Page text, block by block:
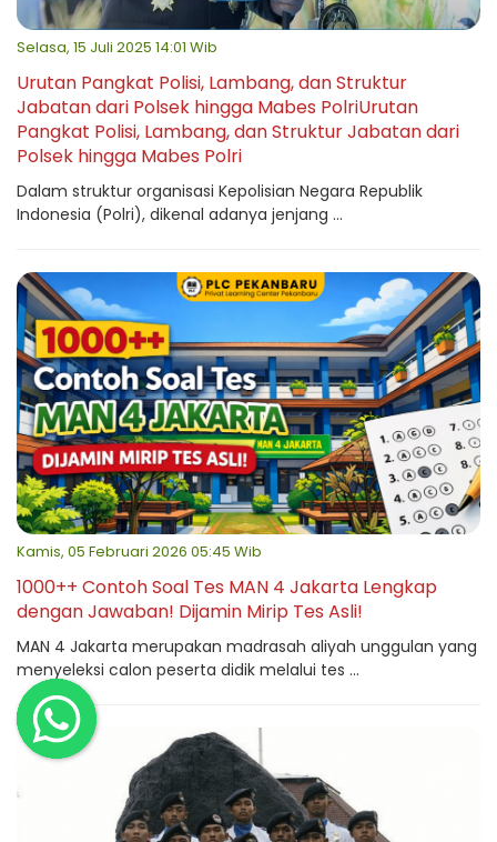
Selasa, 15 Juli 2025 14:01 Wib
Urutan Pangkat Polisi, Lambang, dan Struktur
Jabatan dari Polsek hingga Mabes PolriUrutan
Pangkat Polisi, Lambang, dan Struktur Jabatan dari
Polsek hingga Mabes Polri
Dalam struktur organisasi Kepolisian Negara Republik
Indonesia (Polri), dikenal adanya jenjang ...
Kamis, 05 Februari 2026 05:45 Wib
1000++ Contoh Soal Tes MAN 4 Jakarta Lengkap
dengan Jawaban! Dijamin Mirip Tes Asli!
MAN 4 Jakarta merupakan madrasah aliyah unggulan yang
menyeleksi calon peserta didik melalui tes ...